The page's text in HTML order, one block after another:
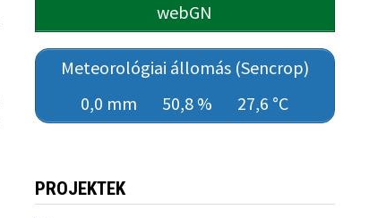
webGN
Meteorológiai állomás (Sencrop)
0,0 mm
50,8 % 27,6 °C
PROJEKTEK